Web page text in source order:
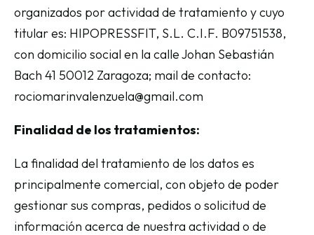
organizados por actividad de tratamiento y cuyo
titular es: HIPOPRESSFIT, S.L. C.I.F. B09751538,
con domicilio social en la calle Johan Sebastián
Bach 41 50012 Zaragoza; mail de contacto:
rociomarinvalenzuela@gmail.com
Finalidad de los tratamientos:
La finalidad del tratamiento de los datos es
principalmente comercial, con objeto de poder
gestionar sus compras, pedidos o solicitud de
información acerca de nuestra actividad o de